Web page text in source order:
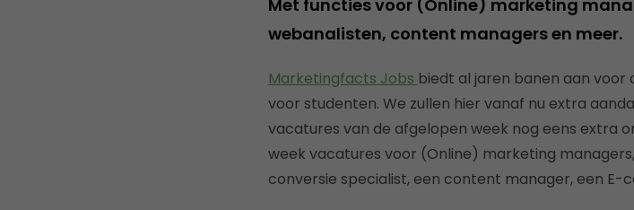
Met functies voor (Online) marketing
webanalisten, content managers en meer.
Marketingfacts Jobs biedt al jaren banen aan
voor studenten. We zullen hier vanaf nu extra
vacatures van de afgelopen week nog eens extra
week vacatures voor (Online) marketing
conversie specialist, een content manager, een